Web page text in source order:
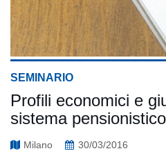
SEMINARIO
Profili economici e
sistema
Milano
30/03/2016